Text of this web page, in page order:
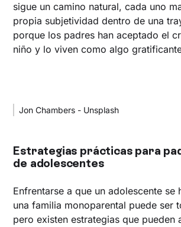
sigue un camino natural, cada uno
propia subjetividad dentro de una
porque los padres han aceptado el
niño y lo viven como algo
Jon Chambers - Unsplash
Estrategias prácticas para
de adolescentes
Enfrentarse a que un adolescente se
una familia monoparental puede ser
pero existen estrategias que pueden